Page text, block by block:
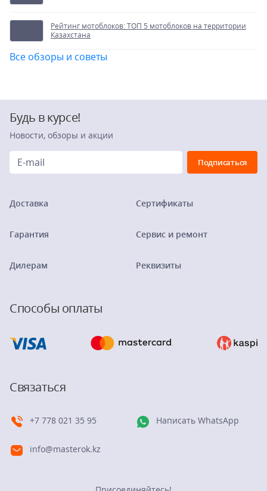
Рейтинг мотоблоков: ТОП 5 мотоблоков на территории
Казахстана
Все обзоры и советы
Будь в курсе!
Новости, обзоры и акции
Доставка
Гарантия
Дилерам
Сертификаты
Сервис и ремонт
Реквизиты
Способы оплаты
Связаться
+7 778 021 35 95 Написать WhatsApp
info@masterok.kz